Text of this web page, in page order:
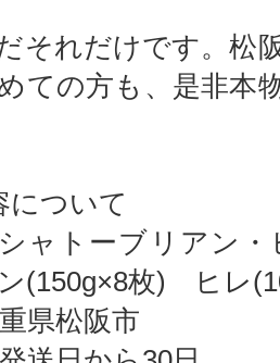
それだけです。松
ての方も、是非本
について
シャトーブリアン
(150g×8枚) ヒレ
県松阪市